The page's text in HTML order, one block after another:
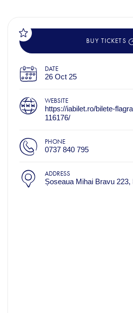
BUY TICKETS
DATE
26 Oct 25
WEBSITE
https://iabilet.ro/bilete-
116176/
PHONE
0737 840 795
ADDRESS
Șoseaua Mihai Bravu